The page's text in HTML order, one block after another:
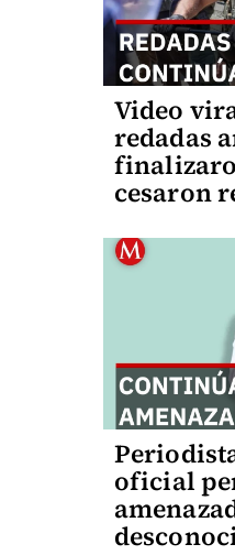
Video
redadas
cesaron
oficial